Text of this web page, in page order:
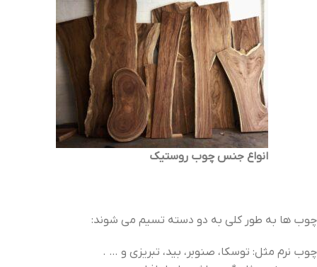
انواع جنس چوب روستیک
چوب ها به طور کلی به دو دسته تسیم می شوند:
چوب نرم مثل: توسکا، صنوبر، بید، تبریزی و … .